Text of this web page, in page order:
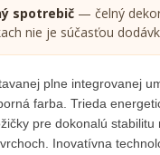
spotrebič — čelný
nie je súčasťou
plne integrovanej
farba. Trieda
pre dokonalú stabilitu
Inovatívna